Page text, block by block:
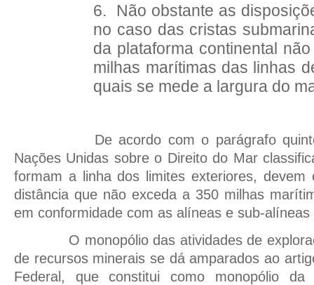
6.
Não obstante as
no caso das cristas
da plataforma continental
milhas marítimas das linhas
quais se mede a largura do
De acordo com o parágrafo
Nações Unidas sobre o Direito do Mar
formam a linha dos limites exteriores, devem
distância que não exceda a 350 milhas
em conformidade com as alíneas e sub-
O monopólio das atividades de
de recursos minerais se dá amparados ao
Federal, que constitui como monopólio da